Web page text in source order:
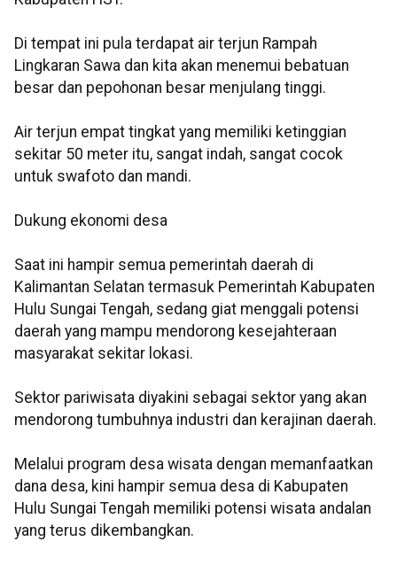
Di tempat ini pula terdapat air terjun Rampah
Lingkaran Sawa dan kita akan menemui bebatuan
besar dan pepohonan besar menjulang tinggi.
Air terjun empat tingkat yang memiliki ketinggian
sekitar 50 meter itu, sangat indah, sangat cocok
untuk swafoto dan mandi.
Dukung ekonomi desa
Saat ini hampir semua pemerintah daerah di
Kalimantan Selatan termasuk Pemerintah Kabupaten
Hulu Sungai Tengah, sedang giat menggali potensi
daerah yang mampu mendorong kesejahteraan
masyarakat sekitar lokasi.
Sektor pariwisata diyakini sebagai sektor yang akan
mendorong tumbuhnya industri dan kerajinan daerah.
Melalui program desa wisata dengan memanfaatkan
dana desa, kini hampir semua desa di Kabupaten
Hulu Sungai Tengah memiliki potensi wisata andalan
yang terus dikembangkan.